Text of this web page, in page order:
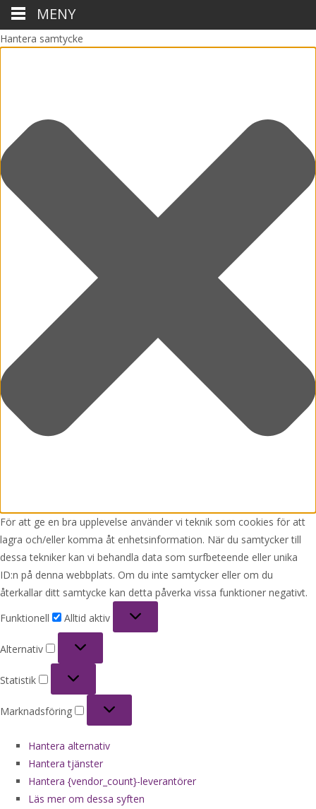
Hantera samtycke
För att ge en bra upplevelse använder vi teknik som cookies för att
lagra och/eller komma åt enhetsinformation. När du samtycker till
dessa tekniker kan vi behandla data som surfbeteende eller unika
ID:n på denna webbplats. Om du inte samtycker eller om du
återkallar ditt samtycke kan detta påverka vissa funktioner negativt.
Funktionell
Alltid aktiv
Alternativ
Statistik
Marknadsföring
Hantera alternativ
Hantera tjänster
Hantera {vendor_count}-leverantörer
Läs mer om dessa syften
MENY